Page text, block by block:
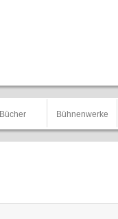
Bücher Bühnenwerke